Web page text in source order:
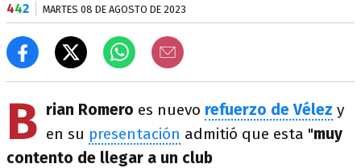
442 MARTES 08 DE AGOSTO DE 2023
B rian Romero es nuevo refuerzo de Vélez y
en su presentación admitió que esta "muy
contento de llegar a un club